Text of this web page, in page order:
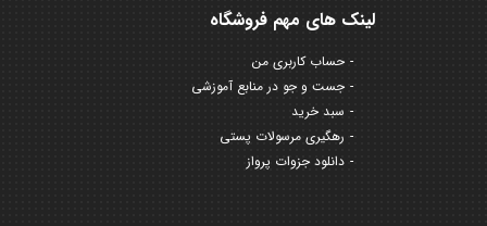
لینک های مهم فروشگاه
حساب کاربری من
جست و جو در منابع آموزشی
سبد خرید
رهگیری مرسولات پستی
دانلود جزوات پرواز